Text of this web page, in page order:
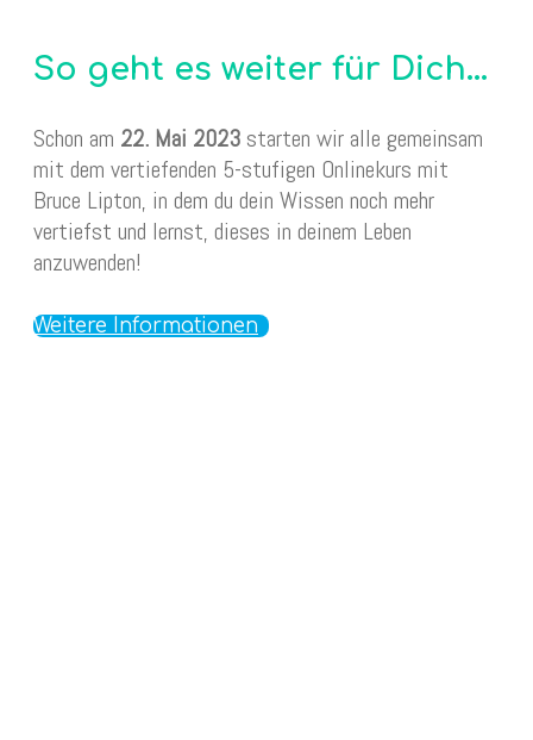
So geht es weiter für Dich…
Schon am 22. Mai 2023 starten wir alle gemeinsam
mit dem vertiefenden 5-stufigen Onlinekurs mit
Bruce Lipton, in dem du dein Wissen noch mehr
vertiefst und lernst, dieses in deinem Leben
anzuwenden!
Weitere Informationen